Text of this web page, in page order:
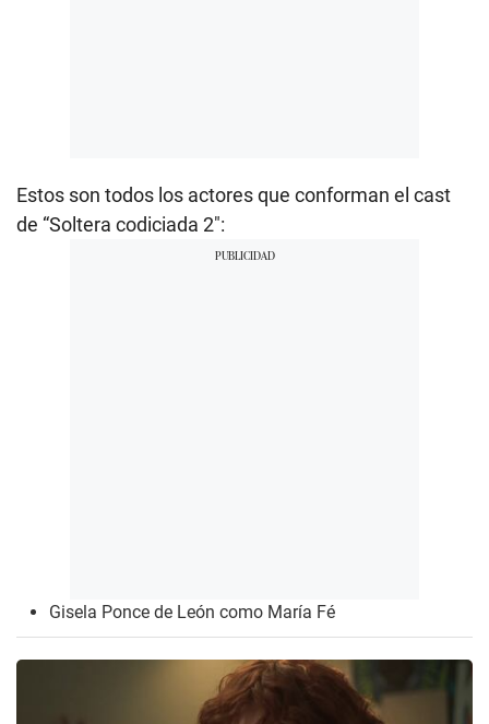
Estos son todos los actores que conforman el cast
de “Soltera codiciada 2″:
Gisela Ponce de León como María Fé